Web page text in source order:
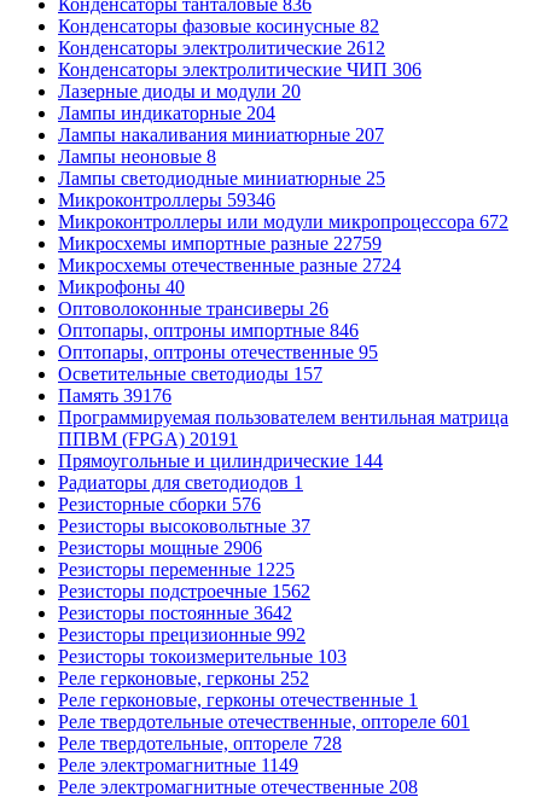
Конденсаторы фазовые косинусные 82
Конденсаторы электролитические 2612
Конденсаторы электролитические ЧИП 306
Лазерные диоды и модули 20
Лампы индикаторные 204
Лампы накаливания миниатюрные 207
Лампы неоновые 8
Лампы светодиодные миниатюрные 25
Микроконтроллеры 59346
Микроконтроллеры или модули микропроцессора 672
Микросхемы импортные разные 22759
Микросхемы отечественные разные 2724
Микрофоны 40
Оптоволоконные трансиверы 26
Оптопары, оптроны импортные 846
Оптопары, оптроны отечественные 95
Осветительные светодиоды 157
Память 39176
Программируемая пользователем вентильная матрица
ППВМ (FPGA) 20191
Прямоугольные и цилиндрические 144
Радиаторы для светодиодов 1
Резисторные сборки 576
Резисторы высоковольтные 37
Резисторы мощные 2906
Резисторы переменные 1225
Резисторы подстроечные 1562
Резисторы постоянные 3642
Резисторы прецизионные 992
Резисторы токоизмерительные 103
Реле герконовые, герконы 252
Реле герконовые, герконы отечественные 1
Реле твердотельные отечественные, оптореле 601
Реле твердотельные, оптореле 728
Реле электромагнитные 1149
Реле электромагнитные отечественные 208